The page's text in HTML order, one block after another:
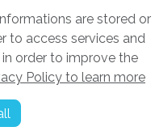
are stored or
to access services and
order to improve the
Policy to learn more